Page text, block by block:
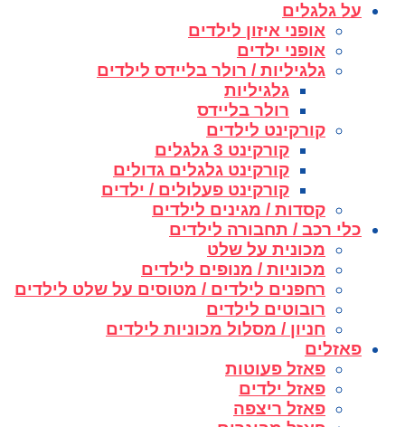
על גלגלים
אופני איזון לילדים
אופני ילדים
גלגיליות / רולר בליידס לילדים
גלגיליות
רולר בליידס
קורקינט לילדים
קורקינט 3 גלגלים
קורקינט גלגלים גדולים
קורקינט פעלולים / ילדים
קסדות / מגינים לילדים
כלי רכב / תחבורה לילדים
מכונית על שלט
מכוניות / מנופים לילדים
רחפנים לילדים / מטוסים על שלט לילדים
רובוטים לילדים
חניון / מסלול מכוניות לילדים
פאזלים
פאזל פעוטות
פאזל ילדים
פאזל ריצפה